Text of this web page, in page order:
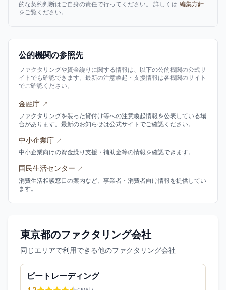
的な契約判断はご自身の責任で行ってください。 詳しくは 編集方針
をご覧ください。
公的機関の参照先
ファクタリングや資金繰りに関する情報は、以下の公的機関の公式サ
イトでも確認できます。最新の注意喚起・支援情報は各機関のサイト
でご確認ください。
金融庁 ↗
ファクタリングを装った貸付け等への注意喚起情報を公表している場
合があります。最新のお知らせは公式サイトでご確認ください。
中小企業庁 ↗
中小企業向けの資金繰り支援・補助金等の情報を確認できます。
国民生活センター ↗
消費生活相談窓口の案内など、事業者・消費者向け情報を提供してい
ます。
東京都のファクタリング会社
同じエリアで利用できる他のファクタリング会社
ビートレーディング